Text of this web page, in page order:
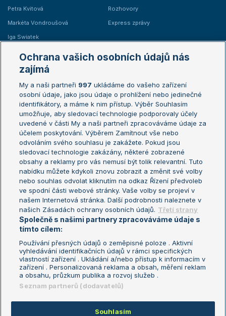
Petra Kvitová
Markéta Vondroušová
Iga Swiatek
Rozhovory
Express zprávy
Žebříčky
Žebříček ATP (muži)
Žebříček WTA (ženy)
Sázkařský žebříček
Australian Open
French Open
Wimbledon
US Open
Turnaj mistrů
Turnaj mistryň
Aktualní trendy
Fotbalové přestupy
Livesport Daily
LS Prague Open
Podmínky užití
Nastavení soukromí
GDPR a žurnalistika
Reklama
Kontakt
Informace o zpracování osobních
údajů
Ochrana vašich osobních údajů nás
zajímá
My a naši partneři 997 ukládáme do vašeho zařízení
osobní údaje, jako jsou údaje o prohlížení nebo jedinečné
identifikátory, a máme k nim přístup. Výběr Souhlasím
umožňuje, aby sledovací technologie podporovaly účely
uvedené v části My a naši partneři zpracováváme údaje za
účelem poskytování. Výběrem Zamítnout vše nebo
odvoláním svého souhlasu je zakážete. Pokud jsou
sledovací technologie zakázány, některé zobrazené
obsahy a reklamy pro vás nemusí být tolik relevantní. Tuto
nabídku můžete kdykoli znovu zobrazit a změnit své volby
nebo souhlas odvolat kliknutím na odkaz Řízení předvoleb
ve spodní části webové stránky. Vaše volby se projeví v
našem Internetová stránka. Další podrobnosti naleznete v
našich Zásadách ochrany osobních údajů. Třetí strany
Společně s našimi partnery zpracováváme údaje s
tímto cílem:
Používání přesných údajů o zeměpisné poloze . Aktivní
vyhledávání identifikačních údajů v rámci specifických
vlastností zařízení . Ukládání a/nebo přístup k informacím v
zařízení . Personalizovaná reklama a obsah, měření reklam
a obsahu, průzkum publika a rozvoj služeb .
Seznam partnerů (dodavatelů)
Souhlasím